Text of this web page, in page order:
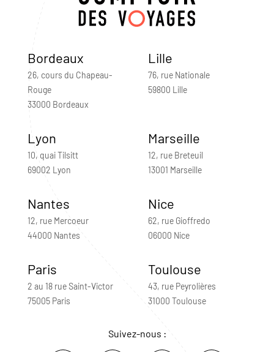
Bordeaux
26, cours du Chapeau-
Rouge
33000 Bordeaux
Lille
76, rue Nationale
59800 Lille
Lyon
10, quai Tilsitt
69002 Lyon
Marseille
12, rue Breteuil
13001 Marseille
Nantes
12, rue Mercoeur
44000 Nantes
Nice
62, rue Gioffredo
06000 Nice
Paris
2 au 18 rue Saint-Victor
75005 Paris
Toulouse
43, rue Peyrolières
31000 Toulouse
Suivez-nous :